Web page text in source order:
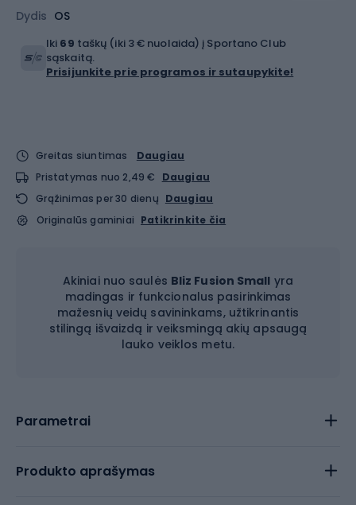
Dydis OS
Iki 69 taškų (iki 3 € nuolaida) į Sportano Club
sąskaitą.
Prisijunkite prie programos ir sutaupykite!
Greitas siuntimas
Daugiau
Pristatymas nuo 2,49 €
Daugiau
Grąžinimas per 30 dienų Daugiau
Originalūs gaminiai Patikrinkite čia
Akiniai nuo saulės Bliz Fusion Small yra
madingas ir funkcionalus pasirinkimas
mažesnių veidų savininkams, užtikrinantis
stilingą išvaizdą ir veiksmingą akių apsaugą
lauko veiklos metu.
Parametrai
Produkto aprašymas